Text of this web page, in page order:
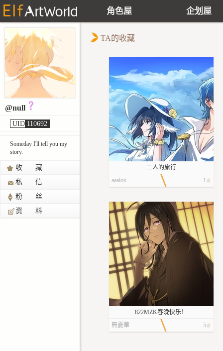
角色屋 企划屋
@null
UID 110692
Someday I'll tell you my
story.
收 藏
私 信
粉 丝
资 料
TA的收藏
二人的旅行
aaalox
1
822MZK春晚快乐！
無憂華
5